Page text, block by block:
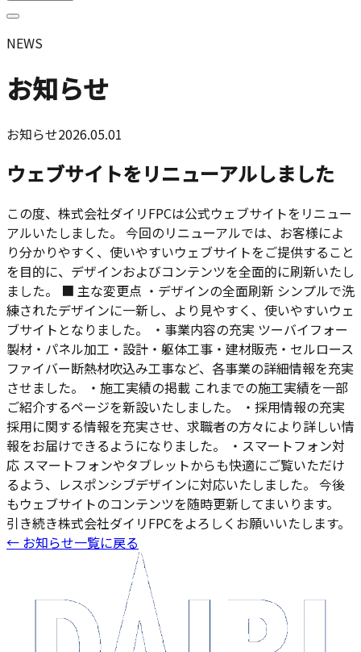
NEWS
お知らせ
お知らせ2026.05.01
ウェブサイトをリニューアルしました
この度、株式会社ダイリFPCは公式ウェブサイトをリニュー
アルいたしました。 今回のリニューアルでは、お客様によ
り分かりやすく、使いやすいウェブサイトをご提供すること
を目的に、デザインおよびコンテンツを全面的に刷新いたし
ました。 ■ 主な変更点 ・デザインの全面刷新 シンプルで洗
練されたデザインに一新し、より見やすく、使いやすいウェ
ブサイトとなりました。 ・事業内容の充実 ツーバイフォー
製材・パネル加工・設計・躯体工事・建材販売・セルロース
ファイバー断熱材吹込み工事など、各事業の詳細情報を充実
させました。 ・施工実績の掲載 これまでの施工実績を一部
ご紹介するページを新設いたしました。 ・採用情報の充実
採用に関する情報を充実させ、求職者の方々により詳しい情
報をお届けできるようになりました。 ・スマートフォン対
応 スマートフォンやタブレットからも快適にご覧いただけ
るよう、レスポンシブデザインに対応いたしました。 今後
もウェブサイトのコンテンツを随時更新してまいります。
引き続き株式会社ダイリFPCをよろしくお願いいたします。
← お知らせ一覧に戻る